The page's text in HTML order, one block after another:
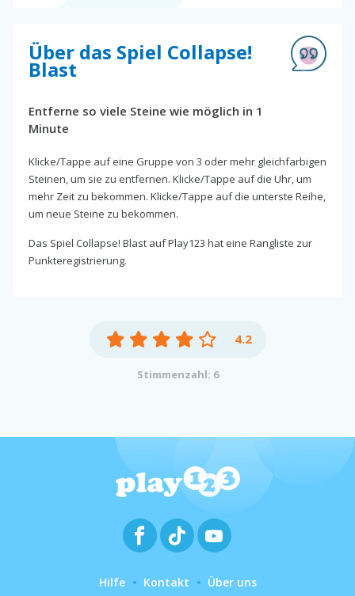
Über das Spiel Collapse!
Blast
Entferne so viele Steine wie möglich in 1
Minute
Klicke/Tappe auf eine Gruppe von 3 oder mehr gleichfarbigen
Steinen, um sie zu entfernen. Klicke/Tappe auf die Uhr, um
mehr Zeit zu bekommen. Klicke/Tappe auf die unterste Reihe,
um neue Steine zu bekommen.
Das Spiel Collapse! Blast auf Play123 hat eine Rangliste zur
Punkteregistrierung.
4.2
Stimmenzahl: 6
Hilfe Kontakt Über uns